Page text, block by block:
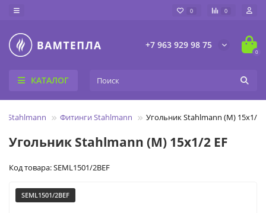
0 0
+7 963 929 98 75
0
КАТАЛОГ
Stahlmann Фитинги Stahlmann Угольник Stahlmann (М) 15х1/2
Угольник Stahlmann (М) 15х1/2 EF
Код товара: SEML1501/2BEF
SEML1501/2BEF